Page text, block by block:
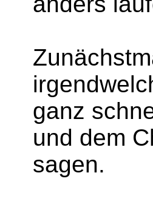
ganz
und dem
sagen.